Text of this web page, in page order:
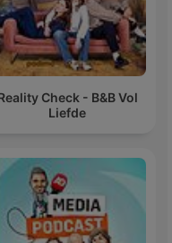
Check - B&B Vol
Liefde